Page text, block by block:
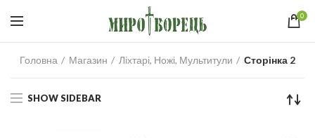
0
Головна Магазин Ліхтарі, Ножі, Мультитули Сторінка 2
SHOW SIDEBAR